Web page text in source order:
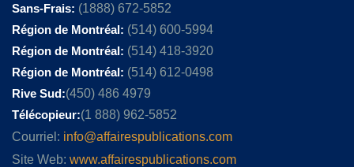
Sans-Frais: (1888) 672-5852
Région de Montréal: (514) 600-5994
Région de Montréal: (514) 418-3920
Région de Montréal: (514) 612-0498
Rive Sud:(450) 486 4979
Télécopieur:(1 888) 962-5852
Courriel: info@affairespublications.com
Site Web: www.affairespublications.com